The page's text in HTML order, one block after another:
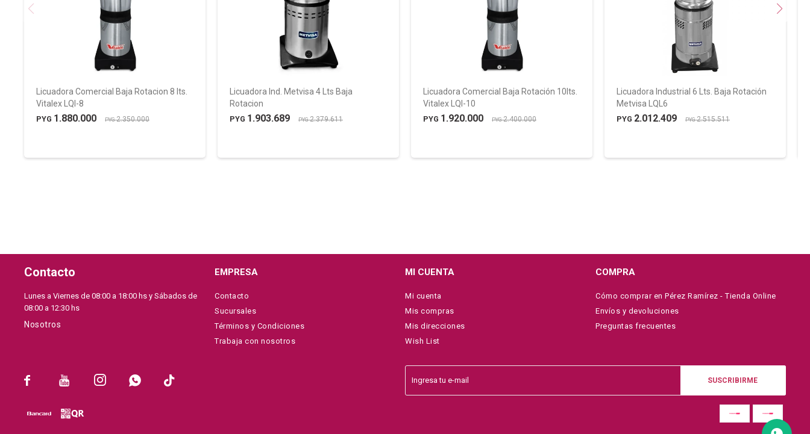
Licuadora Comercial Baja Rotacion 8 lts.
Vitalex LQI-8
PYG 1.880.000 PYG2.350.000
Licuadora Ind. Metvisa 4 Lts Baja
Rotacion
PYG 1.903.689 PYG2.379.611
Licuadora Comercial Baja Rotación 10lts.
Vitalex LQI-10
PYG 1.920.000 PYG2.400.000
Licuadora Industrial 6 Lts. Baja Rotación
Metvisa LQL6
PYG 2.012.409 PYG2.515.511
     SUSCRIBIRME
Contacto
Lunes a Viernes de 08:00 a 18:00 hs y Sábados de
08:00 a 12:30 hs
Nosotros
EMPRESA
Contacto
Sucursales
Términos y Condiciones
Trabaja con nosotros
COMPRA
Cómo comprar en Pérez Ramírez - Tienda Online
Envíos y devoluciones
Preguntas frecuentes
MI CUENTA
Mi cuenta
Mis compras
Mis direcciones
Wish List